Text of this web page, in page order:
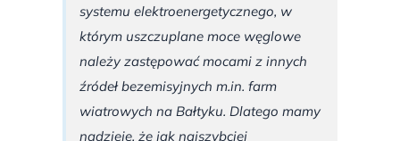
systemu elektroenergetycznego, w
którym uszczuplane moce węglowe
należy zastępować mocami z innych
źródeł bezemisyjnych m.in. farm
wiatrowych na Bałtyku. Dlatego mamy
nadzieję, że jak najszybciej